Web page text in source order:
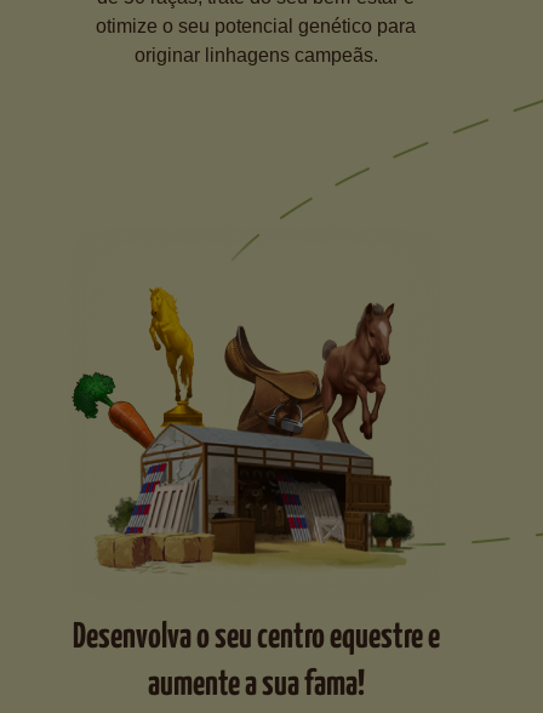
otimize o seu potencial genético para
originar linhagens campeãs.
Desenvolva o seu centro equestre e
aumente a sua fama!